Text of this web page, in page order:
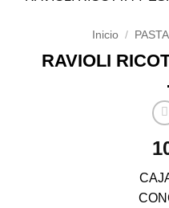
Inicio / PASTA
RAVIOLI